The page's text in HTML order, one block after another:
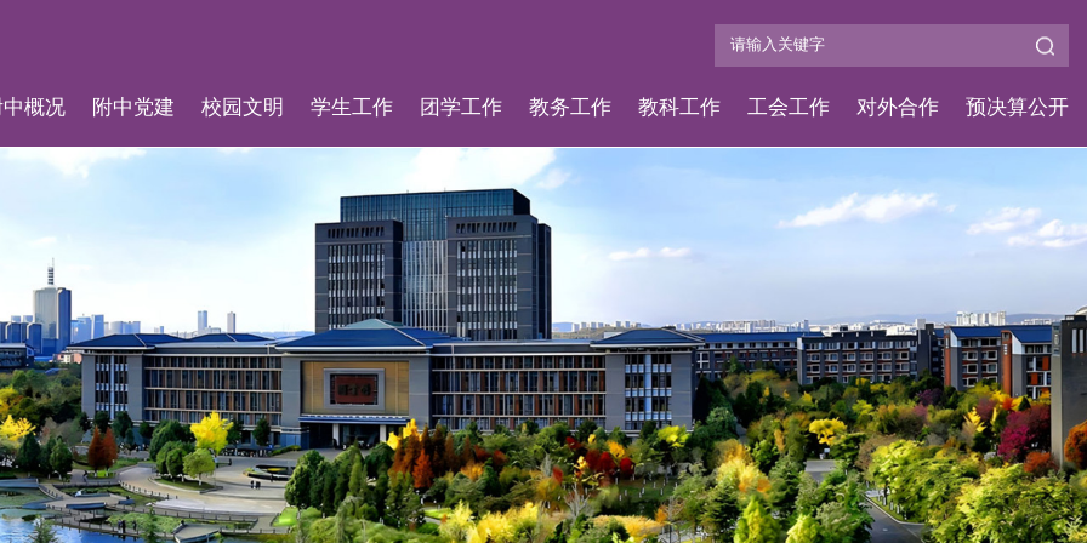
概况 附中党建 校园文明 学生工作 团学工作 教务工作 教科工作 工会工作 对外合作 预决算公开